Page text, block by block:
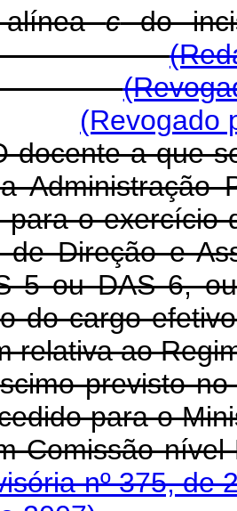
alíneacdo
(Revogado
docente a que
Administração
para o exercício
de Direção e
5 ou DAS 6,
do cargo
relativa ao
previsto
para o
em
nº 375, de